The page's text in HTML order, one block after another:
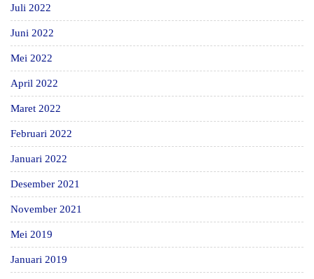
Juli 2022
Juni 2022
Mei 2022
April 2022
Maret 2022
Februari 2022
Januari 2022
Desember 2021
November 2021
Mei 2019
Januari 2019